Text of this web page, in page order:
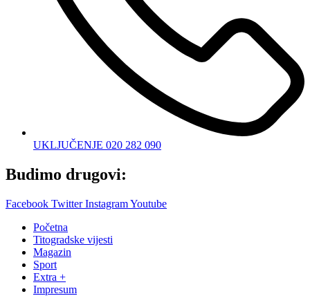
UKLJUČENJE 020 282 090
Budimo drugovi:
Facebook Twitter InstagramYoutube
Početna
Titogradske vijesti
Magazin
Sport
Extra +
Impresum